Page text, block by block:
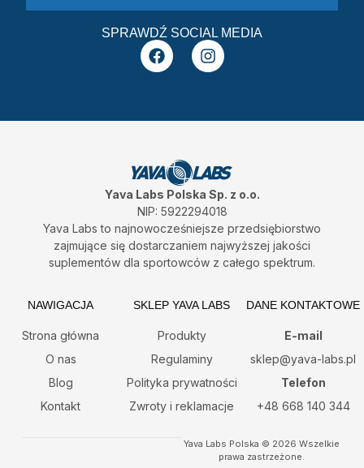
SPRAWDŹ SOCIAL MEDIA
F
a
k
I
n
m
Yava Labs Polska Sp. z o.o.
NIP: 5922294018
Yava Labs to najnowocześniejsze przedsiębiorstwo
zajmujące się dostarczaniem najwyższej jakości
suplementów dla sportowców z całego spektrum.
NAWIGACJA
Strona główna
O nas
Blog
Kontakt
SKLEP YAVA LABS
Produkty
Regulaminy
Polityka prywatności
Zwroty i reklamacje
DANE KONTAKTOWE
E-mail
sklep@yava-labs.pl
Telefon
+48 668 140 344
Yava Labs Polska © 2026 Wszelkie
prawa zastrzeżone.